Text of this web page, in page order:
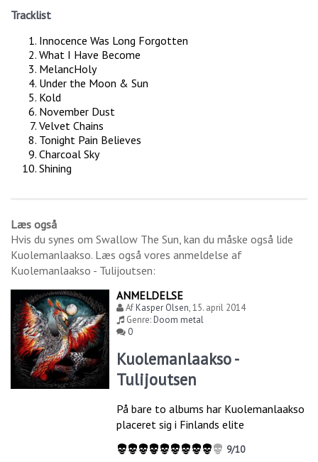
Tracklist
Innocence Was Long Forgotten
What I Have Become
MelancHoly
Under the Moon & Sun
Kold
November Dust
Velvet Chains
Tonight Pain Believes
Charcoal Sky
Shining
Læs også
Hvis du synes om Swallow The Sun, kan du måske også lide
Kuolemanlaakso. Læs også vores anmeldelse af
Kuolemanlaakso - Tulijoutsen:
ANMELDELSE
AfKasper Olsen,15. april 2014
Genre:Doom metal
0
Kuolemanlaakso -
Tulijoutsen
På bare to albums har Kuolemanlaakso
placeret sig i Finlands elite
9/10